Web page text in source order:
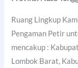
Ruang Lingkup
Pengaman Petir
mencakup :
Lombok Barat,